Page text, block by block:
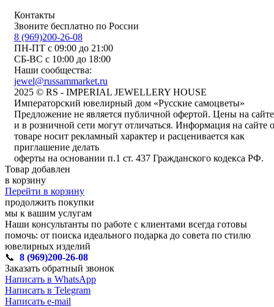
Контакты
Звоните бесплатно по России
8 (969)200-26-08
ПН-ПТ с 09:00 до 21:00
СБ-ВС с 10:00 до 18:00
Наши сообщества:
jewel@russammarket.ru
2025 © RS - IMPERIAL JEWELLERY HOUSE
Императорский ювелирный дом «Русские самоцветы»
Предложение не является публичной офертой. Цены на сайте
и в розничной сети могут отличаться. Информация на сайте о
товаре носит рекламный характер и расценивается как
приглашение делать
оферты на основании п.1 ст. 437 Гражданского кодекса РФ.
Товар добавлен
в корзину
Перейти в корзину
продолжить покупки
мы к вашим услугам
Наши консультанты по работе с клиентами всегда готовы
помочь: от поиска идеального подарка до совета по стилю
ювелирных изделий
📞 8 (969)200-26-08
Заказать обратный звонок
Написать в WhatsApp
Написать в Telegram
Написать e-mail